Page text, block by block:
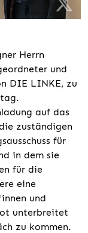
Herrn
und
DIE LINKE, zu
auf das
zuständigen
für
in dem sie
für die
eine
und
unterbreitet
zu kommen.